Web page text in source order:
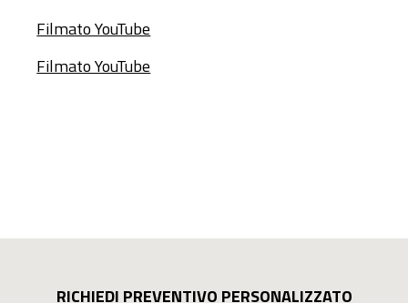
Filmato YouTube
Filmato YouTube
RICHIEDI PREVENTIVO PERSONALIZZATO